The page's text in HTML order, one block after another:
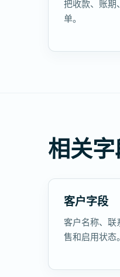
把收款、账期
单。
相关
客户字段
客户名称、联
售和启用状态。